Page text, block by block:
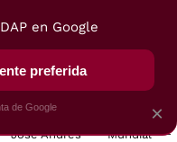
VEGUI
José Andrés Mundial
×
en Google
preferida
de Google